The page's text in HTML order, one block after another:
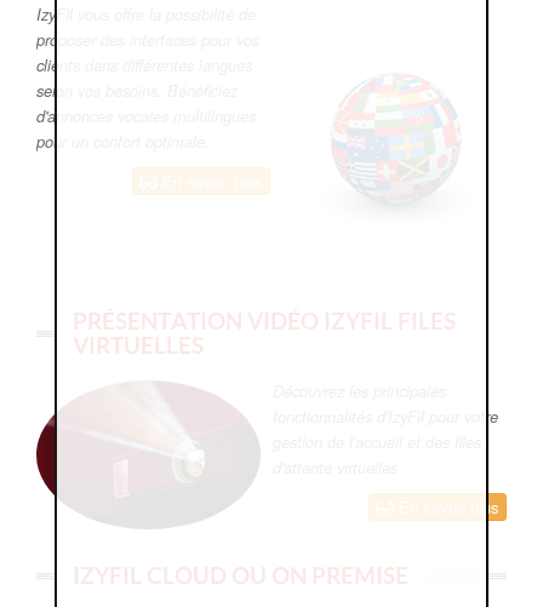
IzyFil vous offre la possibilité de
proposer des interfaces pour vos
clients dans différentes langues
selon vos besoins. Bénéficiez
d'annonces vocales multilingues
pour un confort optimale.
PRÉSENTATION VIDÉO IZYFIL FILES
VIRTUELLES
fonctionnalités d'IzyFil pour votre
En savoir plus
IZYFIL CLOUD OU ON PREMISE